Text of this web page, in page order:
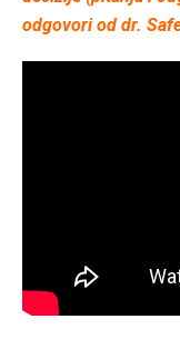
odgovori od dr.